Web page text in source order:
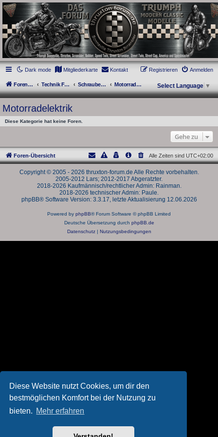
Diese Website nutzt Cookies, um dir den
bestmöglichen Komfort bei der Nutzung zu
bieten. Mehr erfahren
thruxton-forum.de
DAS FORUM! Alles rund um die Triumph Modern Classic Modelle. Das Forum für
die New Bonneville Baureihen ab BJ 2001. Triumph Bonneville, Thruxton,
Scrambler, Bobber, Speed Twin, Street Scrambler, Street Twin, Street Cup, America
und Speedmaster.
Dark mode
Mitgliederkarte Kontakt Anmelden
Registrieren
Foren-Übersicht Technik Forum Schraubertipps und Schrauberfragen Motorradelektrik Select Language ▼
Motorradelektrik
Diese Kategorie hat keine Foren.
Gehe zu
Foren-Übersicht Alle Zeiten sind UTC+02:00
Copyright © 2005 - 2026 thruxton-forum.de Alle Rechte vorbehalten.
2005-2012 Lars; 2012-2017 Abgeratzter.
2018-2026 Kaufmännisch/rechtlicher Admin: Rainman.
2018-2026 technischer Admin: Paule.
phpBB® Software Version: 3.3.17, letzte Aktualisierung 12.06.2026
Powered by phpBB® Forum Software © phpBB Limited
Deutsche Übersetzung durch phpBB.de
Datenschutz| Nutzungsbedingungen